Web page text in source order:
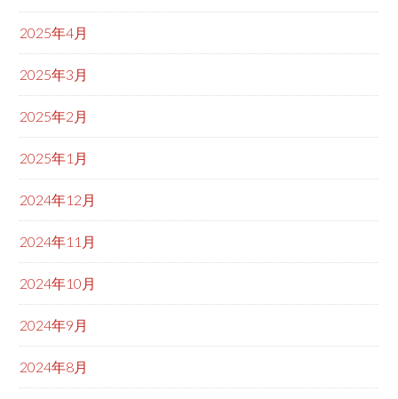
2025年4月
2025年3月
2025年2月
2025年1月
2024年12月
2024年11月
2024年10月
2024年9月
2024年8月